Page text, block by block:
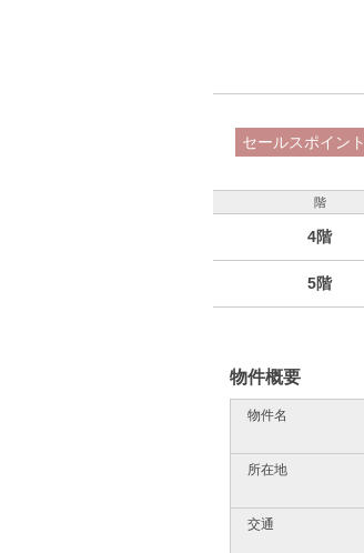
セールスポイント
階
4階
5階
物件概要
物件名
所在地
交通